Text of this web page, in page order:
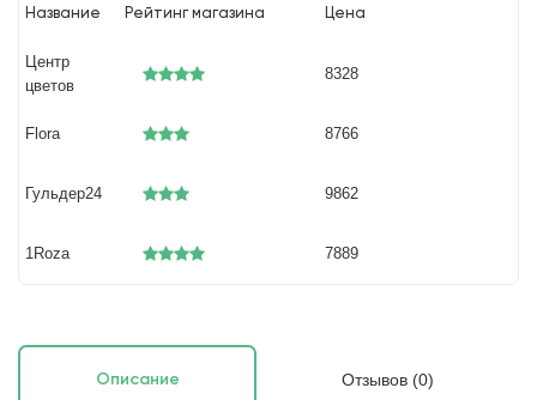
Название Рейтинг магазина Цена
Центр
цветов
8328
Flora 8766
Гульдер24 9862
1Roza 7889
Описание Отзывов (0)